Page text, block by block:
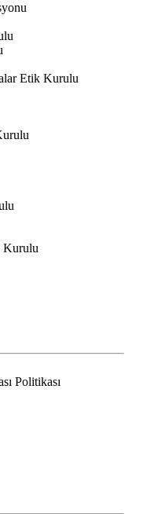
Etik Kurulu
Kurulu
Politikası